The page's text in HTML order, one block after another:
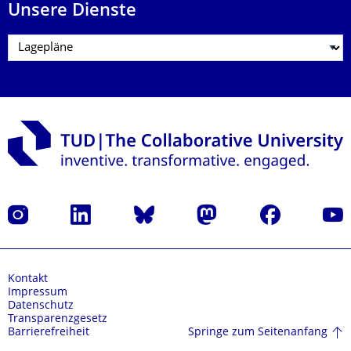
Unsere Dienste
Instagram LinkedIn Bluesky Mastodon Facebook
Kontakt
Impressum
Datenschutz
Transparenzgesetz
Barrierefreiheit
Springe zum Seitenanfang